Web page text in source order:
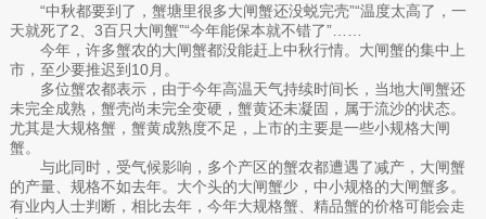
“中秋都要到了，蟹塘里很多大闸蟹还没蜕完壳”“温度太高了，一
天就死了2、3百只大闸蟹”“今年能保本就不错了”……
今年，许多蟹农的大闸蟹都没能赶上中秋行情。大闸蟹的集中上
市，至少要推迟到10月。
多位蟹农都表示，由于今年高温天气持续时间长，当地大闸蟹还
未完全成熟，蟹壳尚未完全变硬，蟹黄还未凝固，属于流沙的状态。
尤其是大规格蟹，蟹黄成熟度不足，上市的主要是一些小规格大闸
蟹。
与此同时，受气候影响，多个产区的蟹农都遭遇了减产，大闸蟹
的产量、规格不如去年。大个头的大闸蟹少，中小规格的大闸蟹多。
有业内人士判断，相比去年，今年大规格蟹、精品蟹的价格可能会走